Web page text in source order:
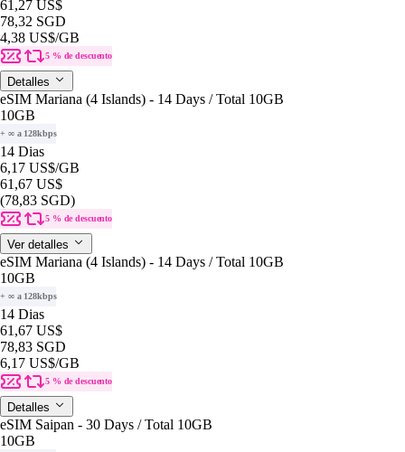
61,27 US$
78,32 SGD
4,38 US$/GB
5 % de descuento
Detalles
eSIM Mariana (4 Islands) - 14 Days / Total 10GB
10GB
+ ∞ a 128kbps
14 Dias
6,17 US$/GB
61,67 US$
(78,83 SGD)
5 % de descuento
Ver detalles
eSIM Mariana (4 Islands) - 14 Days / Total 10GB
10GB
+ ∞ a 128kbps
14 Dias
61,67 US$
78,83 SGD
6,17 US$/GB
5 % de descuento
Detalles
eSIM Saipan - 30 Days / Total 10GB
10GB